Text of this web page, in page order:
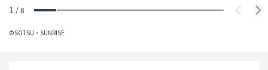
1 /8
©SOTSU・SUNRISE